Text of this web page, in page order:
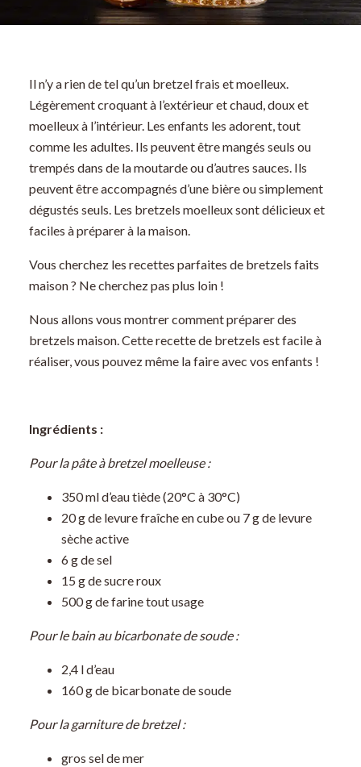
Il n’y a rien de tel qu’un bretzel frais et moelleux.
Légèrement croquant à l’extérieur et chaud, doux et
moelleux à l’intérieur. Les enfants les adorent, tout
comme les adultes. Ils peuvent être mangés seuls ou
trempés dans de la moutarde ou d’autres sauces. Ils
peuvent être accompagnés d’une bière ou simplement
dégustés seuls. Les bretzels moelleux sont délicieux et
faciles à préparer à la maison.
Vous cherchez les recettes parfaites de bretzels faits
maison ? Ne cherchez pas plus loin !
Nous allons vous montrer comment préparer des
bretzels maison. Cette recette de bretzels est facile à
réaliser, vous pouvez même la faire avec vos enfants !
Ingrédients :
Pour la pâte à bretzel moelleuse :
350 ml d’eau tiède (20°C à 30°C)
20 g de levure fraîche en cube ou 7 g de levure
sèche active
6 g de sel
15 g de sucre roux
500 g de farine tout usage
Pour le bain au bicarbonate de soude :
2,4 l d’eau
160 g de bicarbonate de soude
Pour la garniture de bretzel :
gros sel de mer